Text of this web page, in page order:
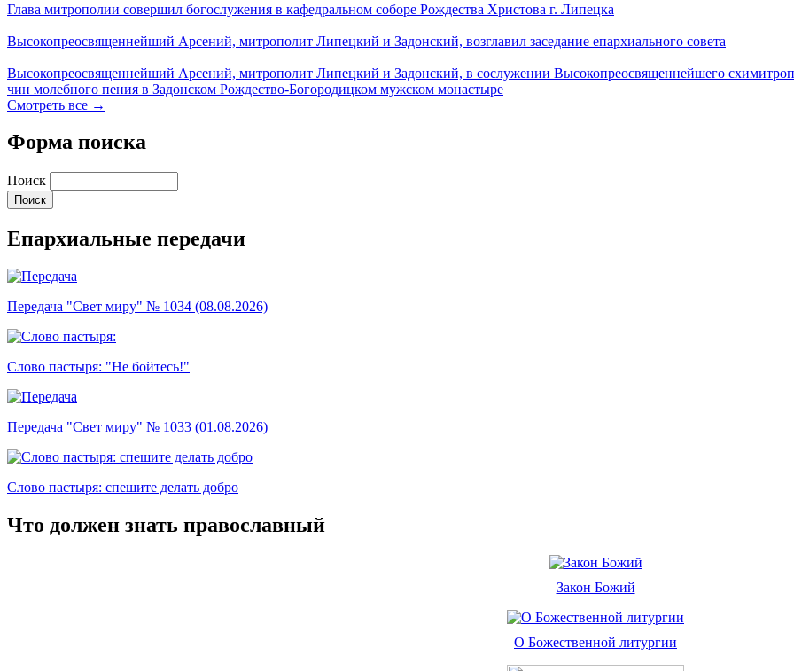
Глава митрополии совершил богослужения в кафедральном соборе Рождества Христова г. Липецка
Высокопреосвященнейший Арсений, митрополит Липецкий и Задонский, возглавил заседание епархиального совета
Высокопреосвященнейший Арсений, митрополит Липецкий и Задонский, в сослужении Высокопреосвященнейшего
чин молебного пения в Задонском Рождество-Богородицком мужском монастыре
Смотреть все →
Форма поиска
Поиск
Епархиальные передачи
Передача "Свет миру" № 1034 (08.08.2026)
Слово пастыря: "Не бойтесь!"
Передача "Свет миру" № 1033 (01.08.2026)
Слово пастыря: спешите делать добро
Что должен знать православный
Закон Божий
О Божественной литургии